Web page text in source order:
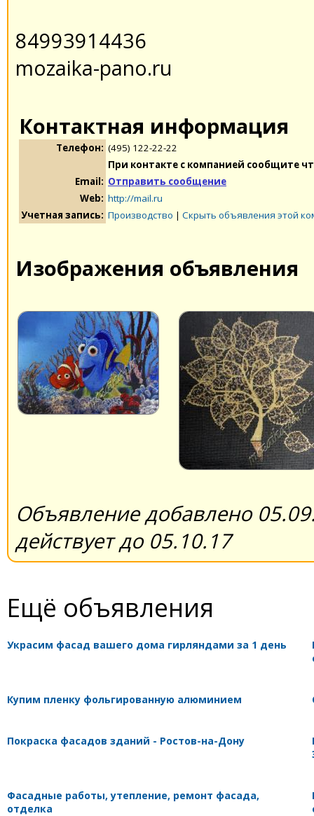
84993914436
mozaika-pano.ru
Контактная информация
Телефон: (495) 122-22-22
При контакте с компанией сообщите
Email: Отправить сообщение
Web: http://mail.ru
Учетная запись: Производство | Скрыть объявления этой
Изображения объявления
Объявление добавлено
действует до 05.10.17
Ещё объявления
Украсим фасад вашего дома гирляндами за 1 день
Купим пленку фольгированную алюминием
Покраска фасадов зданий - Ростов-на-Дону
Фасадные работы, утепление, ремонт фасада,
отделка